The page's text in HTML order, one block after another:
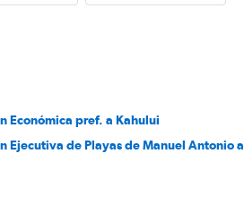
Económica pref. a Kahului
Ejecutiva de Playas de Manuel Antonio a